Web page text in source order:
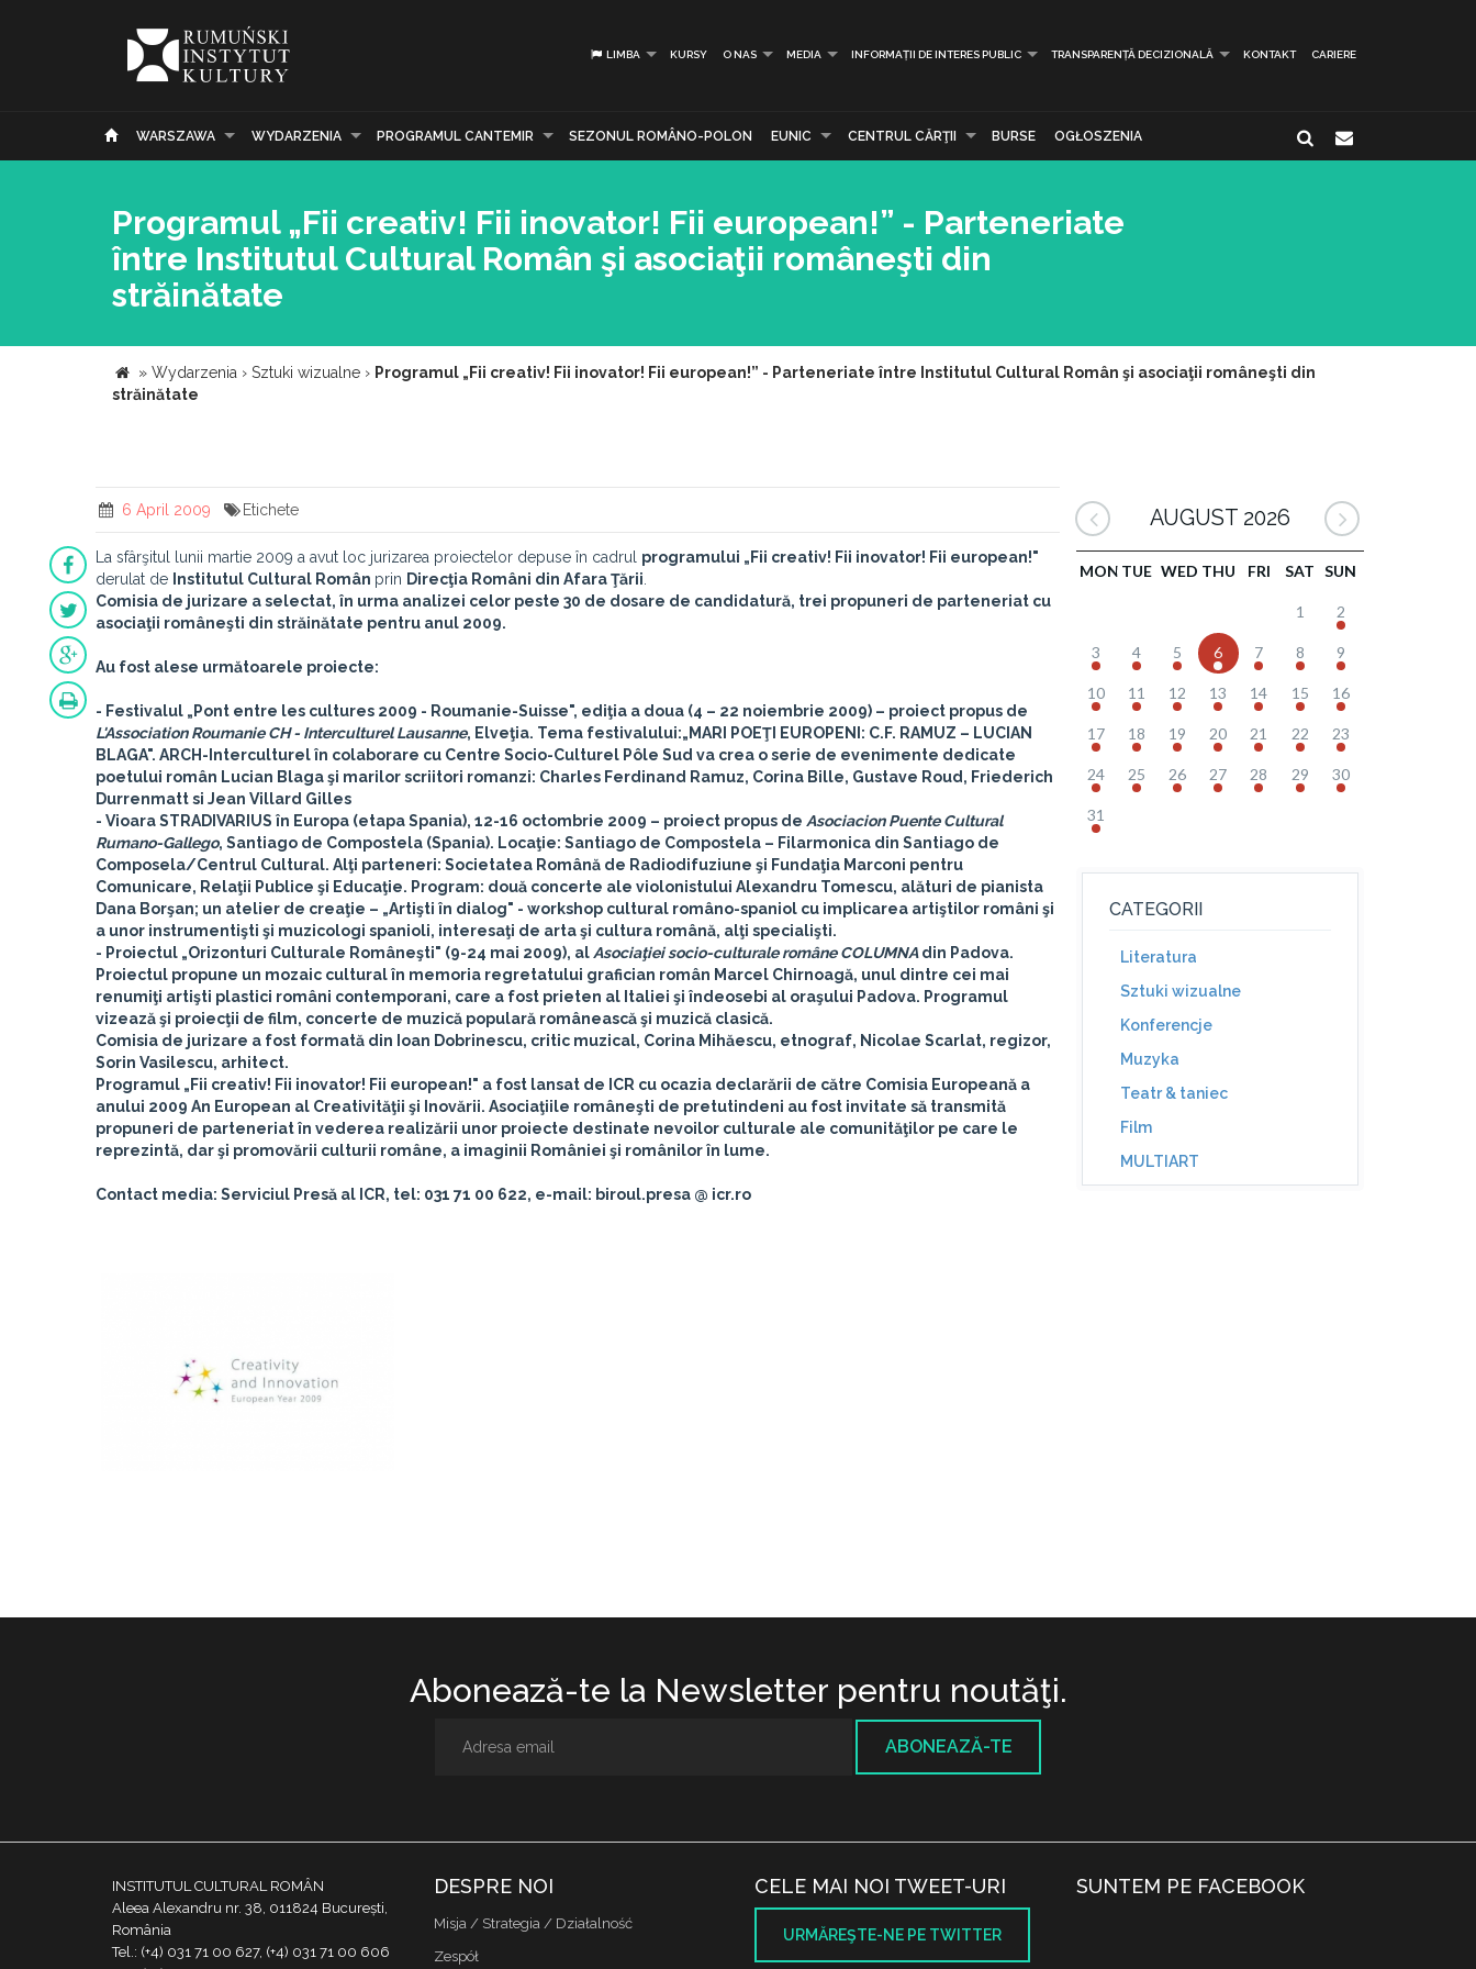
LIMBA KURSY O NAS MEDIA INFORMAȚII DE INTERES PUBLIC TRANSPARENȚĂ DECIZIONALĂ KONTAKT CARIERE
WARSZAWA WYDARZENIA PROGRAMUL CANTEMIR SEZONUL ROMÂNO-POLON EUNIC CENTRUL CĂRŢII BURSE OGŁOSZENIA
Programul „Fii creativ! Fii inovator! Fii european!” - Parteneriate
între Institutul Cultural Român şi asociaţii româneşti din
străinătate
» Wydarzenia › Sztuki wizualne › Programul „Fii creativ! Fii inovator! Fii european!” - Parteneriate între Institutul Cultural Român şi asociaţii româneşti din
străinătate
6 April 2009 Etichete
La sfârşitul lunii martie 2009 a avut loc jurizarea proiectelor depuse în cadrul programului „Fii creativ! Fii inovator! Fii european!"
derulat de Institutul Cultural Român prin Direcţia Români din Afara Ţării
Comisia de jurizare a selectat, în urma analizei celor peste 30 de dosare de candidatură, trei propuneri de parteneriat cu
asociaţii româneşti din străinătate pentru anul 2009.
Au fost alese următoarele proiecte:
- Festivalul „Pont entre les cultures 2009 - Roumanie-Suisse", ediţia a doua (4 – 22 noiembrie 2009) – proiect propus de
L'Association Roumanie CH - Interculturel Lausanne, Elveţia. Tema festivalului:„MARI POEŢI EUROPENI: C.F. RAMUZ – LUCIAN
BLAGA". ARCH-Interculturel în colaborare cu Centre Socio-Culturel Pôle Sud va crea o serie de evenimente dedicate
poetului român Lucian Blaga şi marilor scriitori romanzi: Charles Ferdinand Ramuz, Corina Bille, Gustave Roud, Friederich
Durrenmatt si Jean Villard Gilles
- Vioara STRADIVARIUS în Europa (etapa Spania), 12-16 octombrie 2009 – proiect propus de Asociacion Puente Cultural
Rumano-Gallego, Santiago de Compostela (Spania). Locaţie: Santiago de Compostela – Filarmonica din Santiago de
Composela/Centrul Cultural. Alţi parteneri: Societatea Română de Radiodifuziune şi Fundaţia Marconi pentru
Comunicare, Relaţii Publice şi Educaţie. Program: două concerte ale violonistului Alexandru Tomescu, alături de pianista
Dana Borşan; un atelier de creaţie – „Artişti în dialog" - workshop cultural româno-spaniol cu implicarea artiştilor români şi
a unor instrumentişti şi muzicologi spanioli, interesaţi de arta şi cultura română, alţi specialişti.
- Proiectul „Orizonturi Culturale Româneşti" (9-24 mai 2009), al Asociaţiei socio-culturale române COLUMNAdin Padova.
Proiectul propune un mozaic cultural în memoria regretatului grafician român Marcel Chirnoagă, unul dintre cei mai
renumiţi artişti plastici români contemporani, care a fost prieten al Italiei şi îndeosebi al oraşului Padova. Programul
vizează şi proiecţii de film, concerte de muzică populară românească şi muzică clasică.
Comisia de jurizare a fost formată din Ioan Dobrinescu, critic muzical, Corina Mihăescu, etnograf, Nicolae Scarlat, regizor,
Sorin Vasilescu, arhitect.
Programul „Fii creativ! Fii inovator! Fii european!" a fost lansat de ICR cu ocazia declarării de către Comisia Europeană a
anului 2009 An European al Creativităţii şi Inovării. Asociaţiile româneşti de pretutindeni au fost invitate să transmită
propuneri de parteneriat în vederea realizării unor proiecte destinate nevoilor culturale ale comunităţilor pe care le
reprezintă, dar şi promovării culturii române, a imaginii României şi românilor în lume.
Contact media: Serviciul Presă al ICR, tel: 031 71 00 622, e-mail: biroul.presa @ icr.ro
AUGUST 2026
MON TUE WED THU FRI SAT SUN
1 2
3 4 5 6 7 8 9
10 11 12 13 14 15 16
17 18 19 20 21 22 23
24 25 26 27 28 29 30
31
CATEGORII
Literatura
Sztuki wizualne
Konferencje
Muzyka
Teatr & taniec
Film
MULTIART
Abonează-te la Newsletter pentru noutăţi.
ABONEAZĂ-TE
INSTITUTUL CULTURAL ROMÂN
Aleea Alexandru nr. 38, 011824 București,
România
Tel.: (+4) 031 71 00 627, (+4) 031 71 00 606
DESPRE NOI
Misja / Strategia / Działalność
Zespół
CELE MAI NOI TWEET-URI
URMĂREŞTE-NE PE TWITTER
SUNTEM PE FACEBOOK